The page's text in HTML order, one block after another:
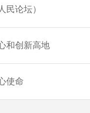
民论坛）
和创新高地
使命